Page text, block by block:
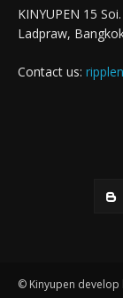
KINYUPEN 15
Ladpraw,
Contact us:
© Kinyupen develop